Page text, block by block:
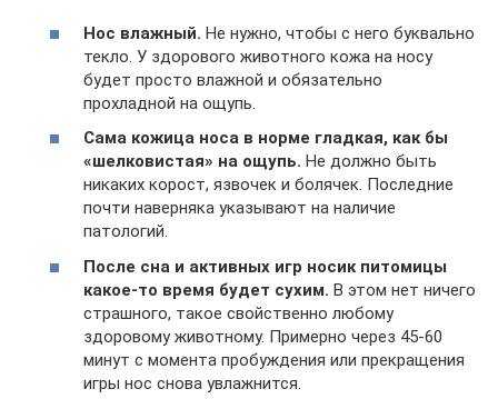
Нос влажный. Не нужно, чтобы с него буквально
текло. У здорового животного кожа на носу
будет просто влажной и обязательно
прохладной на ощупь.
Сама кожица носа в норме гладкая, как бы
«шелковистая» на ощупь. Не должно быть
никаких корост, язвочек и болячек. Последние
почти наверняка указывают на наличие
патологий.
После сна и активных игр носик питомицы
какое-то время будет сухим. В этом нет ничего
страшного, такое свойственно любому
здоровому животному. Примерно через 45-60
минут с момента пробуждения или прекращения
игры нос снова увлажнится.